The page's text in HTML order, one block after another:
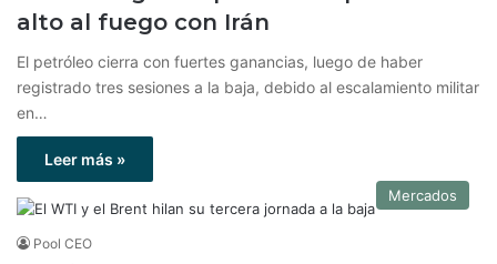
alto al fuego con Irán
El petróleo cierra con fuertes ganancias, luego de haber
registrado tres sesiones a la baja, debido al escalamiento militar
en…
Leer más »
Mercados
Pool CEO